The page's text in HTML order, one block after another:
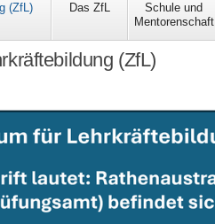
(ZfL) Das ZfL
Schule und
Mentorenschaft
(ZfL)